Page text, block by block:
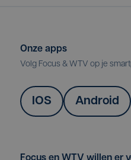
Onze apps
Volg Focus & WTV op je
IOS Android